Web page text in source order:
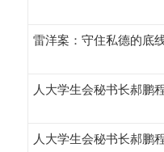
雷洋案：守住私德的底
人大学生会秘书长郝鹏
人大学生会秘书长郝鹏